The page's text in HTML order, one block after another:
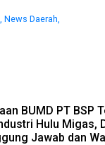
News Daerah,
BUMD PT BSP
Hulu Migas,
Jawab dan